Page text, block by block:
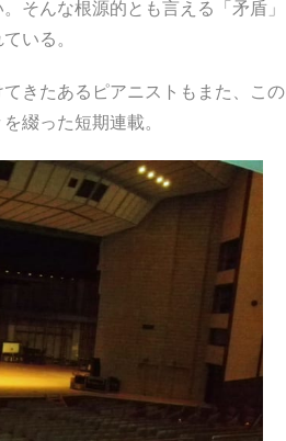
そんな根源的とも言える「矛盾」
いる。
きたあるピアニストもまた、この
綴った短期連載。